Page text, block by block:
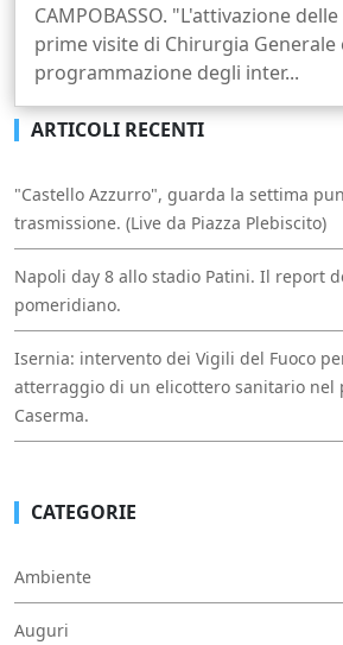
CAMPOBASSO. "L'attivazione
prime visite di Chirurgia Generale
programmazione degli inter...
ARTICOLI RECENTI
"Castello Azzurro", guarda la settima
trasmissione. (Live da Piazza Plebiscito)
Napoli day 8 allo stadio Patini. Il report
pomeridiano.
Isernia: intervento dei Vigili del Fuoco
atterraggio di un elicottero sanitario nel
Caserma.
CATEGORIE
Ambiente
Auguri